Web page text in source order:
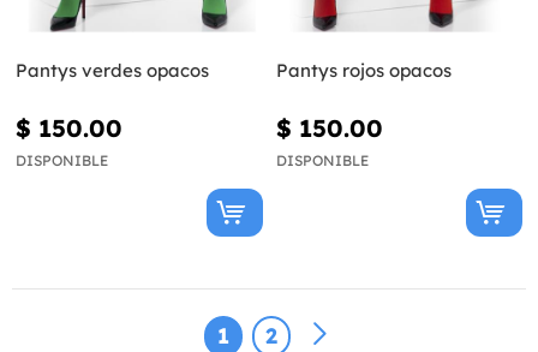
Pantys verdes opacos
$ 150.00
DISPONIBLE
Pantys rojos opacos
$ 150.00
DISPONIBLE
1 2